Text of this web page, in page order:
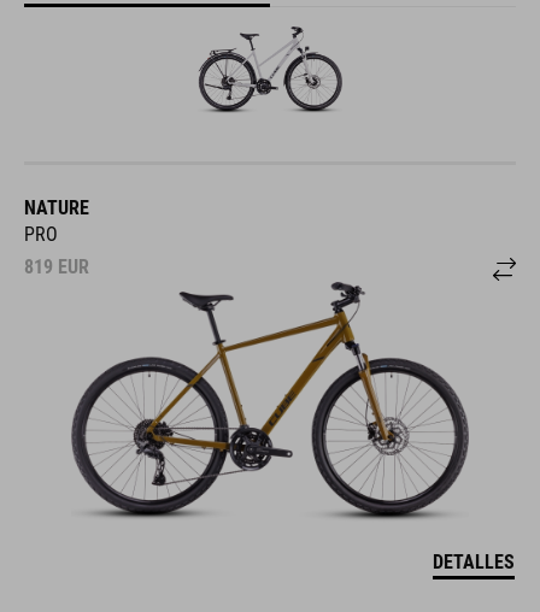
NATURE
PRO
819 EUR
DETALLES